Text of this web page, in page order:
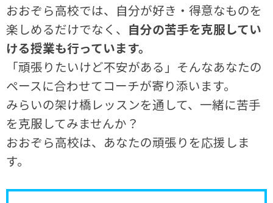
おおぞら高校では、自分が好き・得意なものを
楽しめるだけでなく、 自分の苦手を克服してい
ける授業も行っています。
「頑張りたいけど不安がある」そんなあなたの
ペースに合わせてコーチが寄り添います。
みらいの架け橋レッスンを通して、一緒に苦手
を克服してみませんか？
おおぞら高校は、あなたの頑張りを応援しま
す。